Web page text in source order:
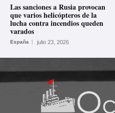
Las sanciones a Rusia provocan
que varios helicópteros de la
lucha contra incendios queden
varados
España julio 23, 2026